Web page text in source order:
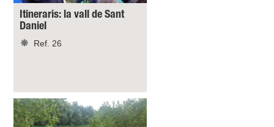
Itineraris: la vall de Sant
Daniel
Ref. 26